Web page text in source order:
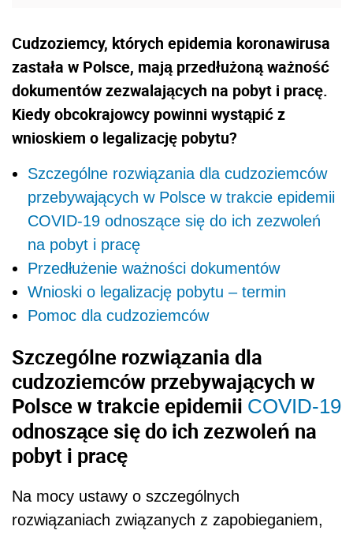
Cudzoziemcy, których epidemia koronawirusa
zastała w Polsce, mają przedłużoną ważność
dokumentów zezwalających na pobyt i pracę.
Kiedy obcokrajowcy powinni wystąpić z
wnioskiem o legalizację pobytu?
Szczególne rozwiązania dla cudzoziemców
przebywających w Polsce w trakcie epidemii
COVID-19 odnoszące się do ich zezwoleń
na pobyt i pracę
Przedłużenie ważności dokumentów
Wnioski o legalizację pobytu – termin
Pomoc dla cudzoziemców
Szczególne rozwiązania dla
cudzoziemców przebywających w
Polsce w trakcie epidemii COVID-19
odnoszące się do ich zezwoleń na
pobyt i pracę
Na mocy ustawy o szczególnych
rozwiązaniach związanych z zapobieganiem,